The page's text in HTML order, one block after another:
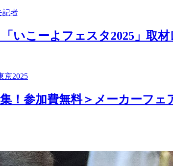
いこーよフェスタ2025」取材
！参加費無料＞メーカーフ